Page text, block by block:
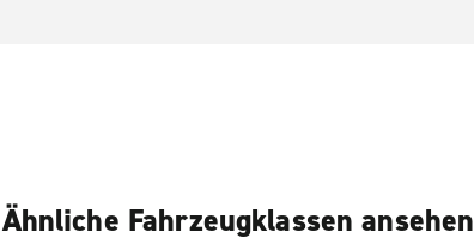
Ähnliche Fahrzeugklassen ansehen